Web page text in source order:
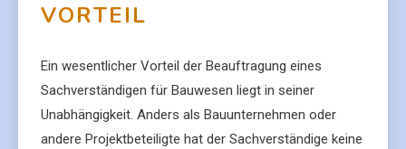
ORTEIL
Ein wesentlicher Vorteil der Beauftragung eines
Sachverständigen für Bauwesen liegt in seiner
Unabhängigkeit. Anders als Bauunternehmen oder
andere Projektbeteiligte hat der Sachverständige keine